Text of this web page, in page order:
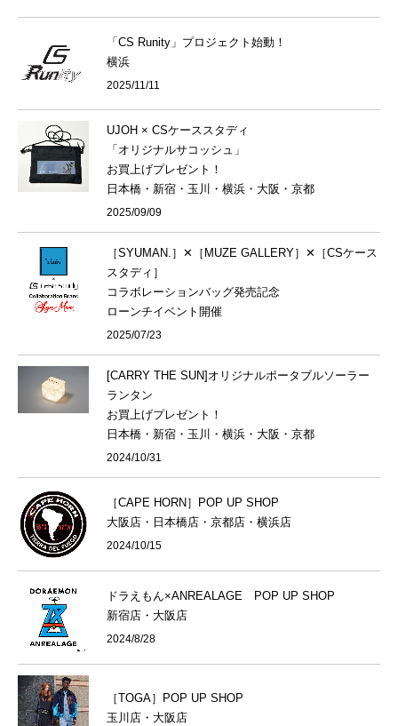
「CS Runity」プロジェクト始動！
横浜
2025/11/11
UJOH × CSケーススタディ
「オリジナルサコッシュ」
お買上げプレゼント！
日本橋・新宿・玉川・横浜・大阪・京都
2025/09/09
［SYUMAN.］✕［MUZE GALLERY］✕［CSケース
スタディ］
コラボレーションバッグ発売記念
ローンチイベント開催
2025/07/23
[CARRY THE SUN]オリジナルポータブルソーラー
ランタン
お買上げプレゼント！
日本橋・新宿・玉川・横浜・大阪・京都
2024/10/31
［CAPE HORN］POP UP SHOP
大阪店・日本橋店・京都店・横浜店
2024/10/15
ドラえもん×ANREALAGE POP UP SHOP
新宿店・大阪店
2024/8/28
［TOGA］POP UP SHOP
玉川店・大阪店